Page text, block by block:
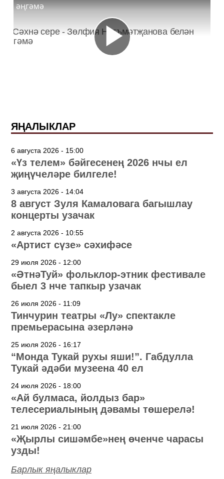
әңгәмә
ЯҢАЛЫКЛАР
6 августа 2026 - 15:00
«Үз телем» бәйгесенең 2026 нчы ел
җиңүчеләре билгеле!
3 августа 2026 - 14:04
8 август Зуля Камаловага багышлау
концерты узачак
2 августа 2026 - 10:55
«Артист сүзе» сәхифәсе
29 июля 2026 - 12:00
«ӘтнәТуй» фольклор-этник фестивале
быел 3 нче тапкыр узачак
26 июля 2026 - 11:09
Тинчурин театры «Лу» спектакле
премьерасына әзерләнә
25 июля 2026 - 16:17
“Монда Тукай рухы яши!”. Габдулла
Тукай әдәби музеена 40 ел
24 июля 2026 - 18:00
«Ай булмаса, йолдыз бар»
телесериалының дәвамы төшерелә!
21 июля 2026 - 21:00
«Җырлы сишәмбе»нең өченче чарасы
узды!
Барлык яңалыклар